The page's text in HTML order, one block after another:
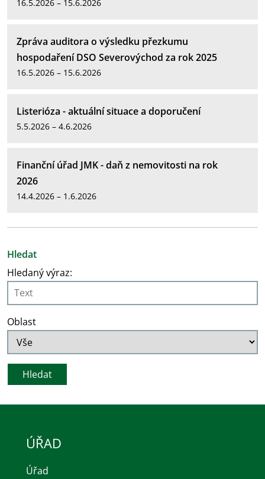
16.5.2026 – 15.6.2026
Zpráva auditora o výsledku přezkumu
hospodaření DSO Severovýchod za rok 2025
16.5.2026 – 15.6.2026
Listerióza - aktuální situace a doporučení
5.5.2026 – 4.6.2026
Finanční úřad JMK - daň z nemovitosti na rok
2026
14.4.2026 – 1.6.2026
Hledat
Hledaný výraz:
Oblast
ÚŘAD
Úřad